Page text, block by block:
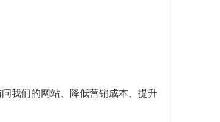
我们的网站、降低营销成本、提升